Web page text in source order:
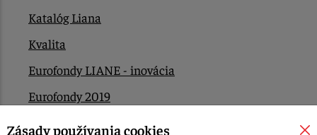
Katalóg Liana
Kvalita
Eurofondy LIANE - inovácia
Eurofondy 2019
Eurofondy 2022/2023
Zásady používania cookies